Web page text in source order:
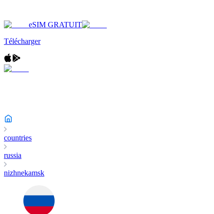
eSIM GRATUIT
Télécharger
countries
russia
nizhnekamsk